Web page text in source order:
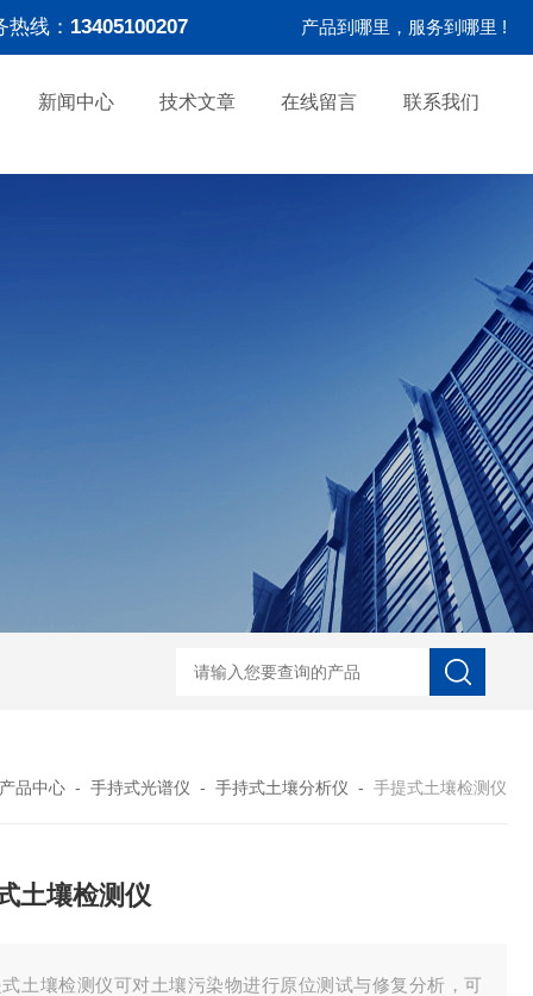
热线： 13405100207 产品到哪里，服务到哪里 !
新闻中心 技术文章 在线留言 联系我们
NI-RX85-G13工业用3D显微X射线CT扫描设备 EDX1800BRohs指令环
产品中心 - 手持式光谱仪 - 手持式土壤分析仪 - 手提式土壤检测仪
土壤检测仪
土壤检测仪可对土壤污染物进行原位测试与修复分析，可